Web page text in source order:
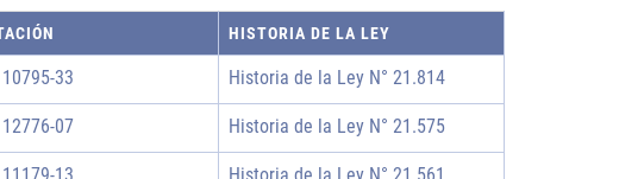
HISTORIA DE LA LEY
33 Historia de la Ley N° 21.814
07 Historia de la Ley N° 21.575